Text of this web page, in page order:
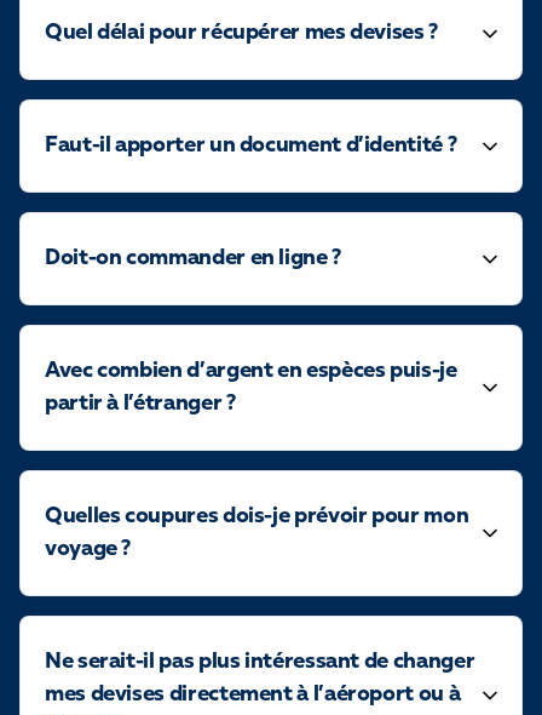
Quel délai pour récupérer mes devises ?
Faut-il apporter un document d’identité ?
Doit-on commander en ligne ?
Avec combien d’argent en espèces puis-je
partir à l’étranger ?
Quelles coupures dois-je prévoir pour mon
voyage ?
Ne serait-il pas plus intéressant de changer
mes devises directement à l’aéroport ou à